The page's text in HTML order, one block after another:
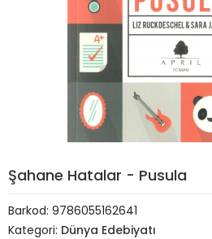
Şahane Hatalar - Pusula
Barkod: 9786055162641
Kategori: Dünya Edebiyatı